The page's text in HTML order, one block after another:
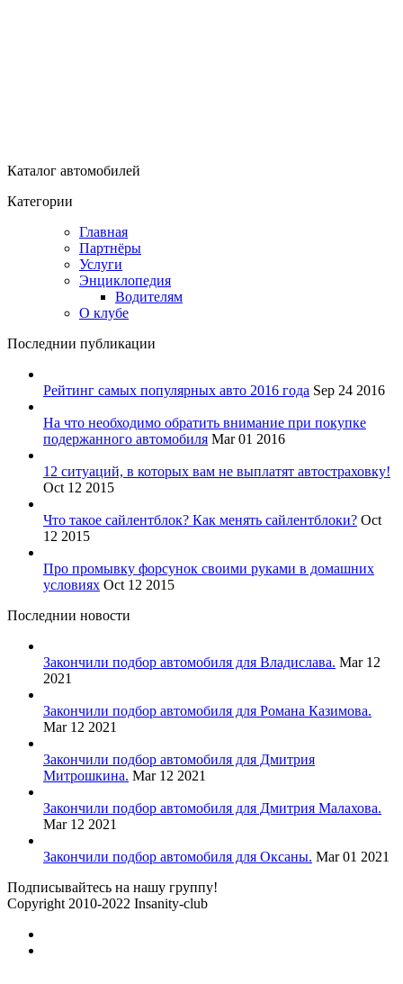
Каталог автомобилей
Категории
Главная
Партнёры
Услуги
Энциклопедия
Водителям
О клубе
Последнии публикации
Рейтинг самых популярных авто 2016 года Sep 24 2016
На что необходимо обратить внимание при покупке
подержанного автомобиля Mar 01 2016
12 ситуаций, в которых вам не выплатят автостраховку!
Oct 12 2015
Что такое сайлентблок? Как менять сайлентблоки? Oct
12 2015
Про промывку форсунок своими руками в домашних
условиях Oct 12 2015
Последнии новости
Закончили подбор автомобиля для Владислава. Mar 12
2021
Закончили подбор автомобиля для Романа Казимова.
Mar 12 2021
Закончили подбор автомобиля для Дмитрия
Митрошкина. Mar 12 2021
Закончили подбор автомобиля для Дмитрия Малахова.
Mar 12 2021
Закончили подбор автомобиля для Оксаны. Mar 01 2021
Подписывайтесь на нашу группу!
Copyright 2010-2022 Insanity-club